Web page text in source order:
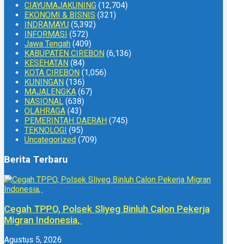
CIAYUMAJAKUNING (12,704)
EKONOMI & BISNIS (321)
INDRAMAYU (5,392)
INFORMASI (572)
Jawa Tengah (409)
KABUPATEN CIREBON (6,136)
KESEHATAN (84)
KOTA CIREBON (1,056)
KUNINGAN (136)
MAJALENGKA (67)
NASIONAL (638)
OLAHRAGA (43)
PEMERINTAH DAERAH (745)
TEKNOLOGI (95)
Uncategorized (709)
Berita Terbaru
Cegah TPPO, Polsek Sliyeg Binluh Calon Pekerja
Migran Indonesia,
Agustus 5, 2026